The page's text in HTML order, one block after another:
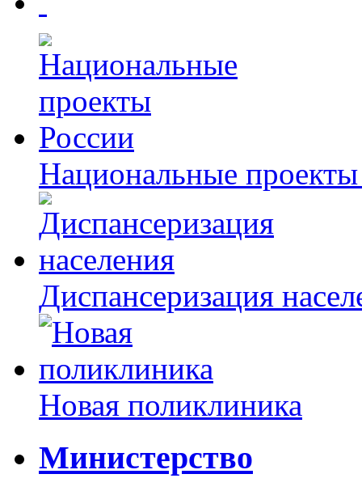
Национальные
Диспансеризация
Новая поликлиника
Министерство